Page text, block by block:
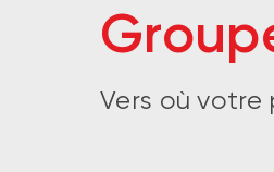
Vers où